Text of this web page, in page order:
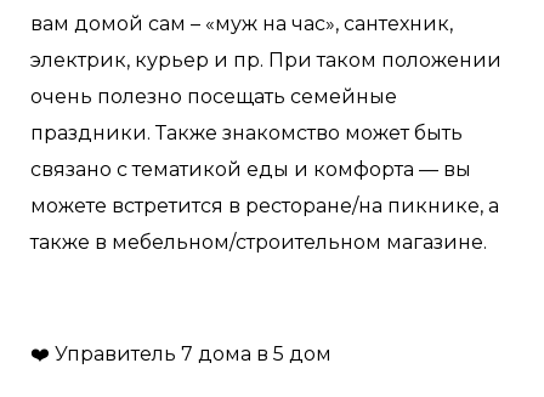
вам домой сам – «муж на час», сантехник,
электрик, курьер и пр. При таком положении
очень полезно посещать семейные
праздники. Также знакомство может быть
связано с тематикой еды и комфорта — вы
можете встретится в ресторане/на пикнике, а
также в мебельном/строительном магазине.
❤️ Управитель 7 дома в 5 дом